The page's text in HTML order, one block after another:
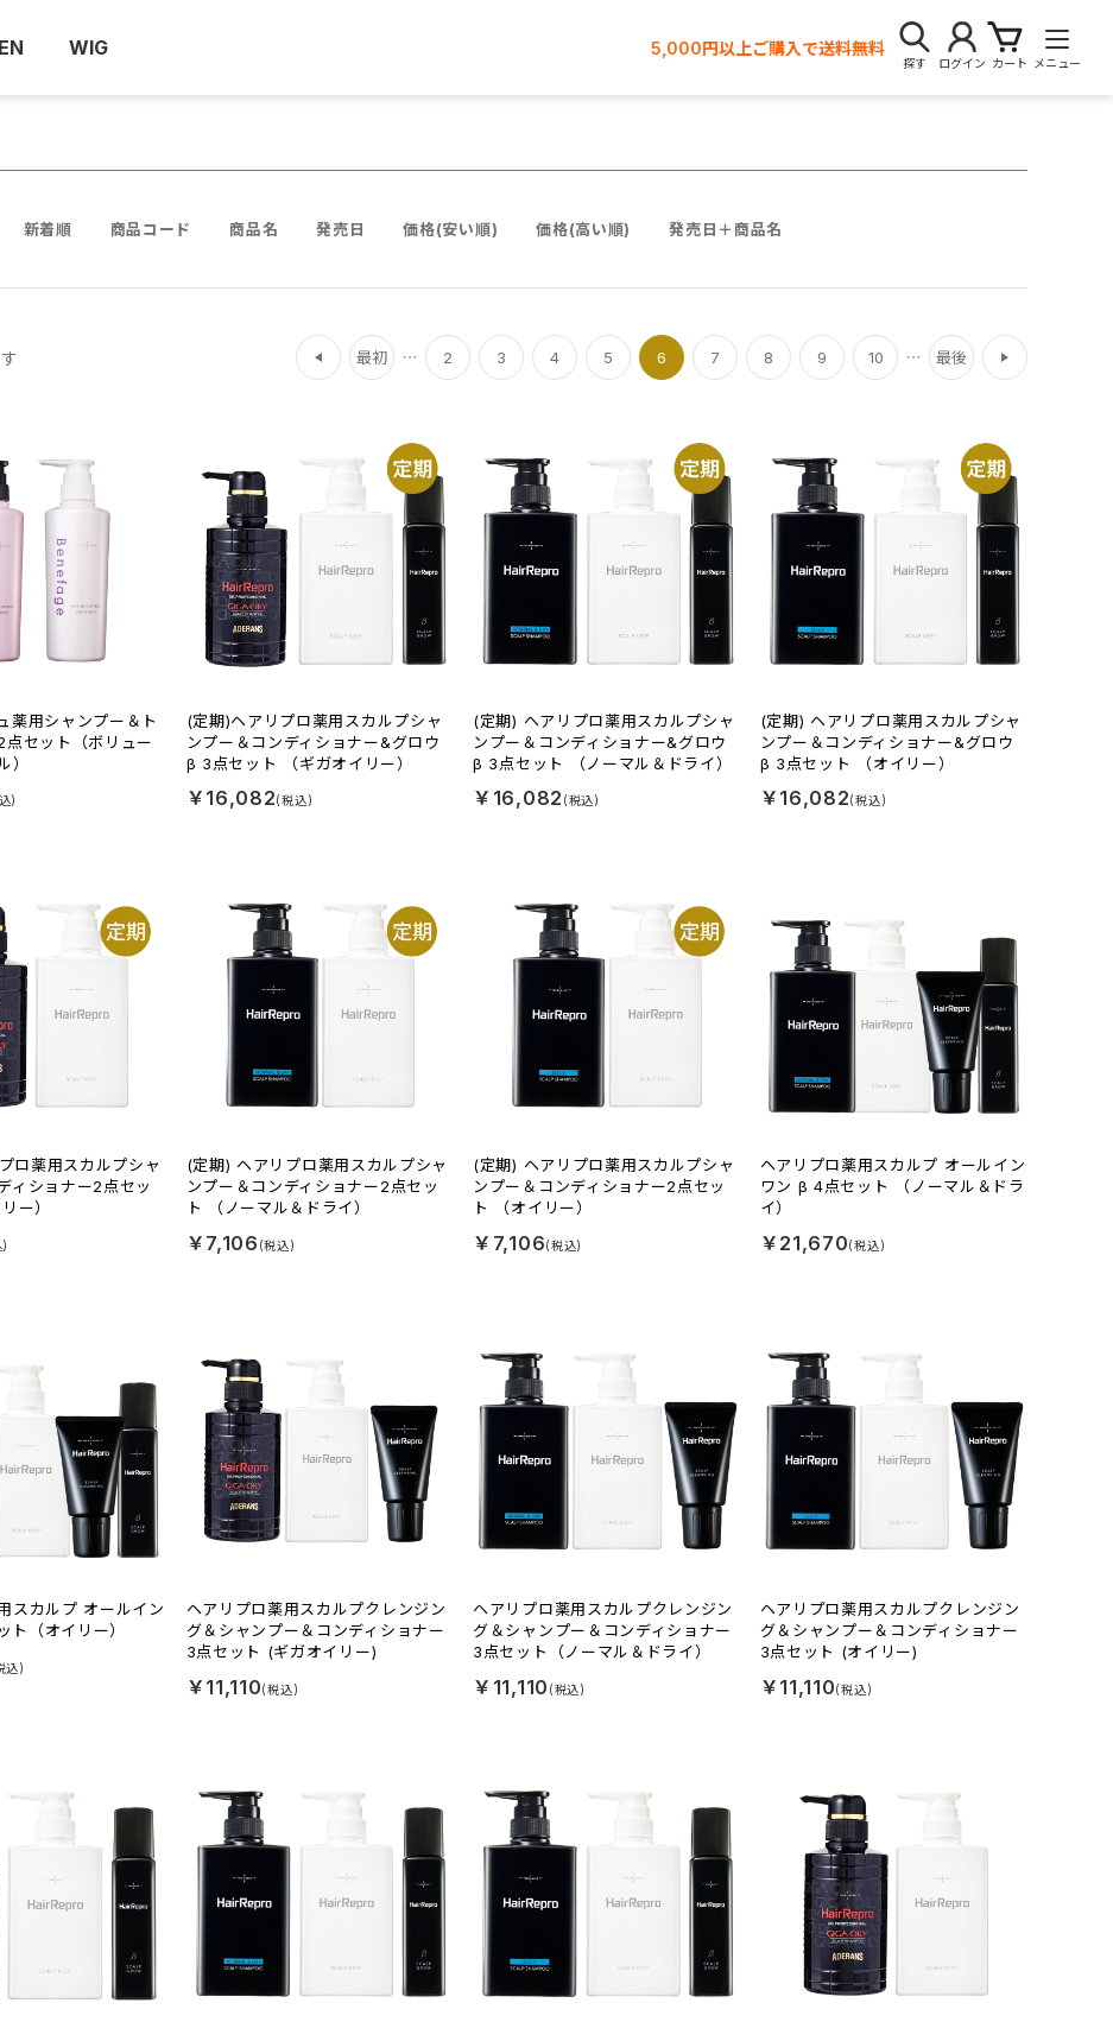
WIG 5,000円以上ご購入で送料無料
探す ログイン カート メニュー
新着順 商品コード 商品名 発売日 価格(安い順) 価格(高い順) 発売日＋商品名
最初
前
2 3 4 5 6 7 8 9 10 最後
薬用シャンプー＆ト
点セット（ボリュー
）
(定期)ヘアリプロ薬用スカルプシャ
ンプー＆コンディショナー&グロウ
β 3点セット （ギガオイリー）
￥16,082
(定期) ヘアリプロ薬用スカルプシャ
ンプー＆コンディショナー&グロウ
β 3点セット （ノーマル＆ドライ）
￥16,082
(定期) ヘアリプロ薬用スカルプシャ
ンプー＆コンディショナー&グロウ
β 3点セット （オイリー）
￥16,082
ロ薬用スカルプシャ
ィショナー2点セッ
ー）
(定期) ヘアリプロ薬用スカルプシャ
ンプー＆コンディショナー2点セッ
ト （ノーマル＆ドライ）
￥7,106
(定期) ヘアリプロ薬用スカルプシャ
ンプー＆コンディショナー2点セッ
ト （オイリー）
￥7,106
ヘアリプロ薬用スカルプ オールイン
ワン β 4点セット （ノーマル＆ドラ
イ）
￥21,670
スカルプ オールイン
ト（オイリー）
ヘアリプロ薬用スカルプクレンジン
グ＆シャンプー＆コンディショナー
3点セット (ギガオイリー)
￥11,110
ヘアリプロ薬用スカルプクレンジン
グ＆シャンプー＆コンディショナー
3点セット（ノーマル＆ドライ）
￥11,110
ヘアリプロ薬用スカルプクレンジン
グ＆シャンプー＆コンディショナー
3点セット (オイリー)
￥11,110